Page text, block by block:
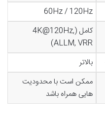
60Hz / 120Hz
کامل (4K@120Hz,
ALLM, VRR)
بالاتر
ممکن است با محدودیت
هایی همراه باشد